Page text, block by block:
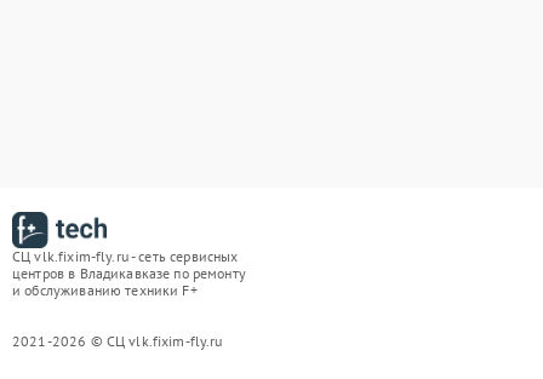
СЦ vlk.fixim-fly.ru - сеть сервисных
центров в Владикавказе по ремонту
и обслуживанию техники F+
2021-2026 © СЦ vlk.fixim-fly.ru